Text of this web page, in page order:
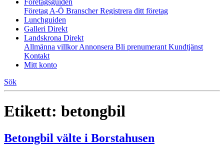
Företagsguiden
Företag A-Ö BranscherRegistrera ditt företag
Lunchguiden
Galleri Direkt
Landskrona Direkt
Allmänna villkorAnnonsera Bli prenumerant Kundtjänst
Kontakt
Mitt konto
Sök
Etikett: betongbil
Betongbil välte i Borstahusen